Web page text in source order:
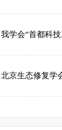
我学会“首都科
北京生态修复学